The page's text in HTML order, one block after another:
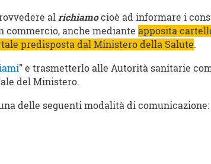
al richiamocioè ad informare i
anche mediante apposita
predisposta dal Ministero della Salute.
” e trasmetterlo alle Autorità sanitarie
del Ministero.
delle seguenti modalità di comunicazione: